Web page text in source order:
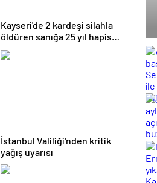
Kayseri'de 2 kardeşi silahla
öldüren sanığa 25 yıl hapis
cezası verildi
İstanbul Valiliği'nden kritik
yağış uyarısı